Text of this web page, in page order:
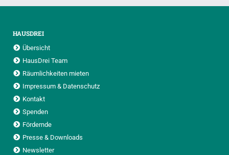
HAUSDREI
Übersicht
HausDrei Team
Räumlichkeiten mieten
Impressum & Datenschutz
Kontakt
Spenden
Fördernde
Presse & Downloads
Newsletter